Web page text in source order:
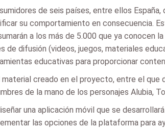
de seis países, entre ellos
su comportamiento en consecuencia.
a los más de 5.000 que ya conocen
difusión (videos, juegos, materiales
educativas para proporcionar
creado en el proyecto, entre el que
de la mano de los personajes Alubia,
una aplicación móvil que se
las opciones de la plataforma para